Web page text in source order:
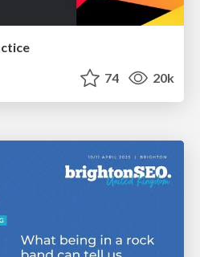
74 20k